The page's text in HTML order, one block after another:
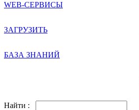
WEB-СЕРВИСЫ
ЗАГРУЗИТЬ
БАЗА ЗНАНИЙ
Найти :